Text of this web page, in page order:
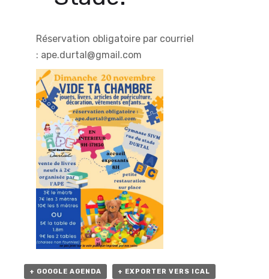
Réservation obligatoire par courriel
: ape.durtal@gmail.com
+ GOOGLE AGENDA + EXPORTER VERS ICAL